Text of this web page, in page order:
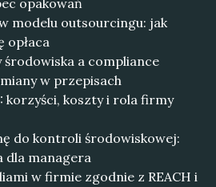
opakowań
modelu outsourcingu: jak
opłaca
a compliance
w przepisach
korzyści, koszty i rola firmy
do kontroli środowiskowej:
dla managera
w firmie zgodnie z REACH i